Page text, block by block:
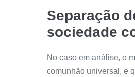
Separação
sociedade
No caso em análise, o
comunhão universal, e